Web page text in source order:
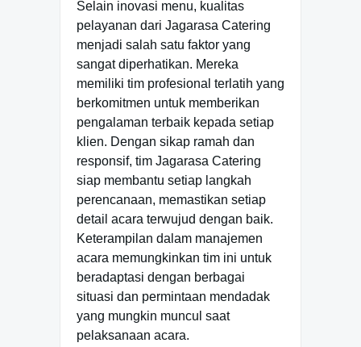
Selain inovasi menu, kualitas
pelayanan dari Jagarasa Catering
menjadi salah satu faktor yang
sangat diperhatikan. Mereka
memiliki tim profesional terlatih yang
berkomitmen untuk memberikan
pengalaman terbaik kepada setiap
klien. Dengan sikap ramah dan
responsif, tim Jagarasa Catering
siap membantu setiap langkah
perencanaan, memastikan setiap
detail acara terwujud dengan baik.
Keterampilan dalam manajemen
acara memungkinkan tim ini untuk
beradaptasi dengan berbagai
situasi dan permintaan mendadak
yang mungkin muncul saat
pelaksanaan acara.